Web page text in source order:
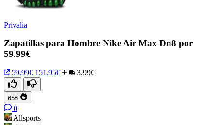
Privalia
Zapatillas para Hombre Nike Air Max Dn8 por
59.99€
59.99€ 151.95€ 3.99€
658
0
Allsports